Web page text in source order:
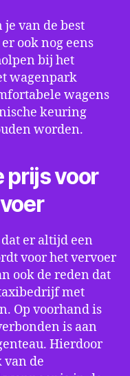
van de best
ook nog eens
bij het
wagenpark
wagens
keuring
worden.
prijs voor
er altijd een
voor het vervoer
ook de reden dat
met
Op voorhand is
is aan
Hierdoor
de